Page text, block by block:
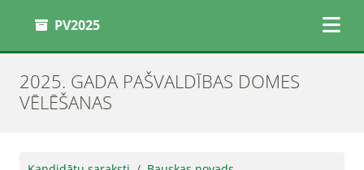
PV2025
2025. GADA PAŠVALDĪBAS DOMES
VĒLĒŠANAS